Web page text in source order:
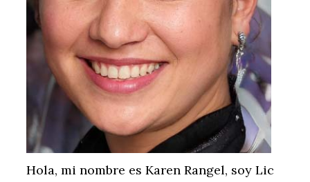
Hola, mi nombre es Karen Rangel, soy Lic